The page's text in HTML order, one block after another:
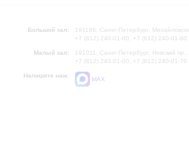
Большой зал:
191186, Санкт-Петербург,
+7 (812) 240-01-00, +7 (812) 240-01-80
Малый зал:
191011, Санкт-Петербург, Невский пр.,
+7 (812) 240-01-00, +7 (812) 240-01-70
Напишите нам:
MAX